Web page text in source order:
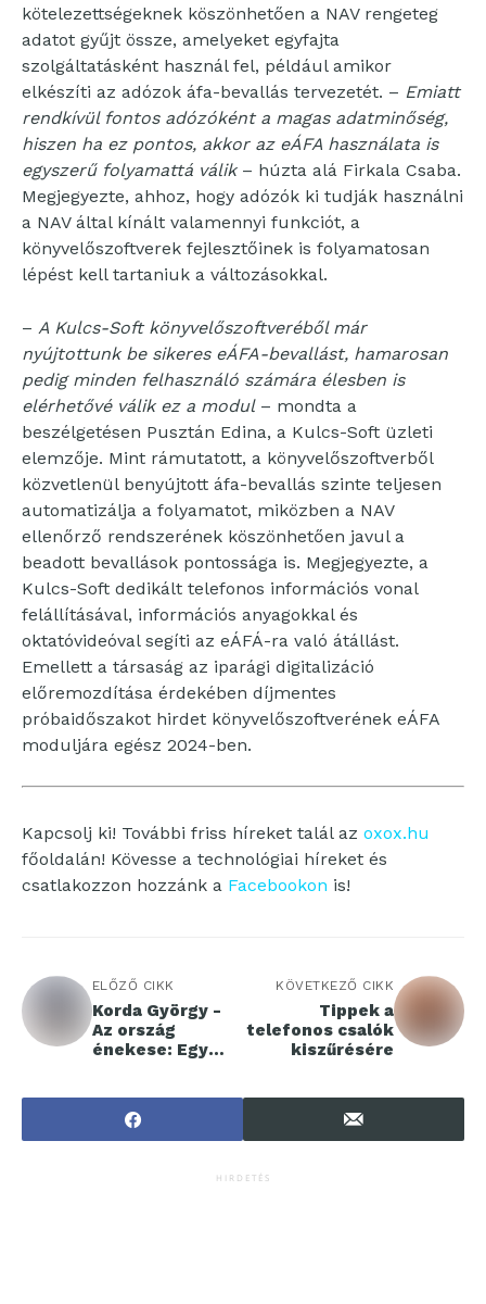
kötelezettségeknek köszönhetően a NAV rengeteg
adatot gyűjt össze, amelyeket egyfajta
szolgáltatásként használ fel, például amikor
elkészíti az adózok áfa-bevallás tervezetét. – Emiatt
rendkívül fontos adózóként a magas adatminőség,
hiszen ha ez pontos, akkor az eÁFA használata is
egyszerű folyamattá válik – húzta alá Firkala Csaba.
Megjegyezte, ahhoz, hogy adózók ki tudják használni
a NAV által kínált valamennyi funkciót, a
könyvelőszoftverek fejlesztőinek is folyamatosan
lépést kell tartaniuk a változásokkal.
– A Kulcs-Soft könyvelőszoftveréből már
nyújtottunk be sikeres eÁFA-bevallást, hamarosan
pedig minden felhasználó számára élesben is
elérhetővé válik ez a modul – mondta a
beszélgetésen Pusztán Edina, a Kulcs-Soft üzleti
elemzője. Mint rámutatott, a könyvelőszoftverből
közvetlenül benyújtott áfa-bevallás szinte teljesen
automatizálja a folyamatot, miközben a NAV
ellenőrző rendszerének köszönhetően javul a
beadott bevallások pontossága is. Megjegyezte, a
Kulcs-Soft dedikált telefonos információs vonal
felállításával, információs anyagokkal és
oktatóvideóval segíti az eÁFÁ-ra való átállást.
Emellett a társaság az iparági digitalizáció
előremozdítása érdekében díjmentes
próbaidőszakot hirdet könyvelőszoftverének eÁFA
moduljára egész 2024-ben.
Kapcsolj ki! További friss híreket talál az oxox.hu
főoldalán! Kövesse a technológiai híreket és
csatlakozzon hozzánk a Facebookon is!
ELŐZŐ CIKK
Korda György -
Az ország
énekese: Egy
KÖVETKEZŐ CIKK
Tippek a
telefonos csalók
kiszűrésére
HIRDETÉS